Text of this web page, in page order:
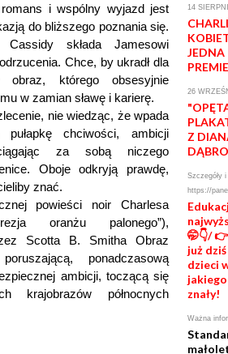
romans i wspólny wyjazd jest
do bliższego poznania się.
Cassidy składa Jamesowi
Chce, by ukradł dla
obraz, którego obsesyjnie
w zamian sławę i karierę.
nie wiedząc, że wpada
pułapkę chciwości, ambicji
za sobą niczego
Oboje odkryją prawdę,
znać.
powieści noir Charlesa
oranżu palonego”),
Scotta B. Smitha Obraz
ponadczasową
ambicji, toczącą się
krajobrazów północnych
14
26
Z
Szczegóły
https://
🤭👇/
już
dzieci
znały!
Ważna